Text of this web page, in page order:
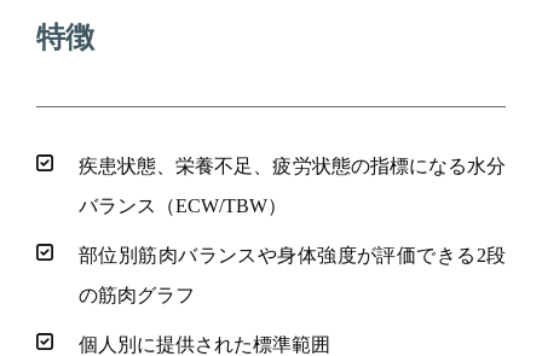
特徴
疾患状態、栄養不足、疲労状態の指標になる水分
バランス（ECW/TBW）
部位別筋肉バランスや身体強度が評価できる2段
の筋肉グラフ
個人別に提供された標準範囲